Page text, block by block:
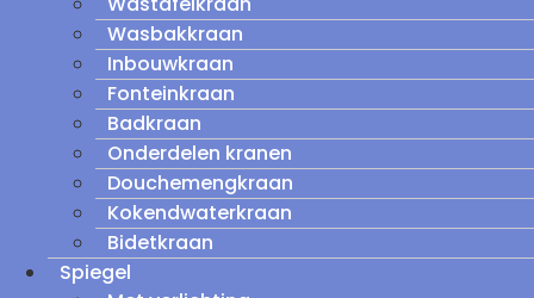
Wasbakkraan
Inbouwkraan
Fonteinkraan
Badkraan
Onderdelen kranen
Douchemengkraan
Kokendwaterkraan
Bidetkraan
Spiegel